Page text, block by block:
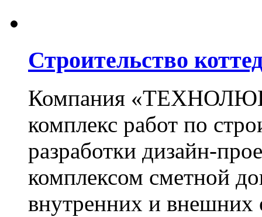
Строительство
Компания
комплекс работ по
разработки дизайн-
комплексом сметной
внутренних и внешних